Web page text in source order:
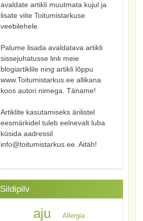
avaldate artikli muutmata kujul ja
lisate viite Toitumistarkuse
veebilehele.
Palume lisada avaldatava artikli
sissejuhatusse link meie
blogiartiklile ning artikli lõppu
www.Toitumistarkus.ee allikana
koos autori nimega. Täname!
Artiklite kasutamiseks ärilistel
eesmärkidel tuleb eelnevalt luba
küsida aadressil
info@toitumistarkus.ee. Aitäh!
Sildipilv
aju Allergia